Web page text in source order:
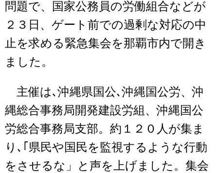
問題で、国家公務員の労働組合などが
２３日、ゲート前での過剰な対応の中
止を求める緊急集会を那覇市内で開き
ました。
主催は､沖縄県国公､沖縄国公労、沖
縄総合事務局開発建設労組、沖縄国公
労総合事務局支部。約１２０人が集ま
り､｢県民や国民を監視するような行動
をさせるな」と声を上げました。集会